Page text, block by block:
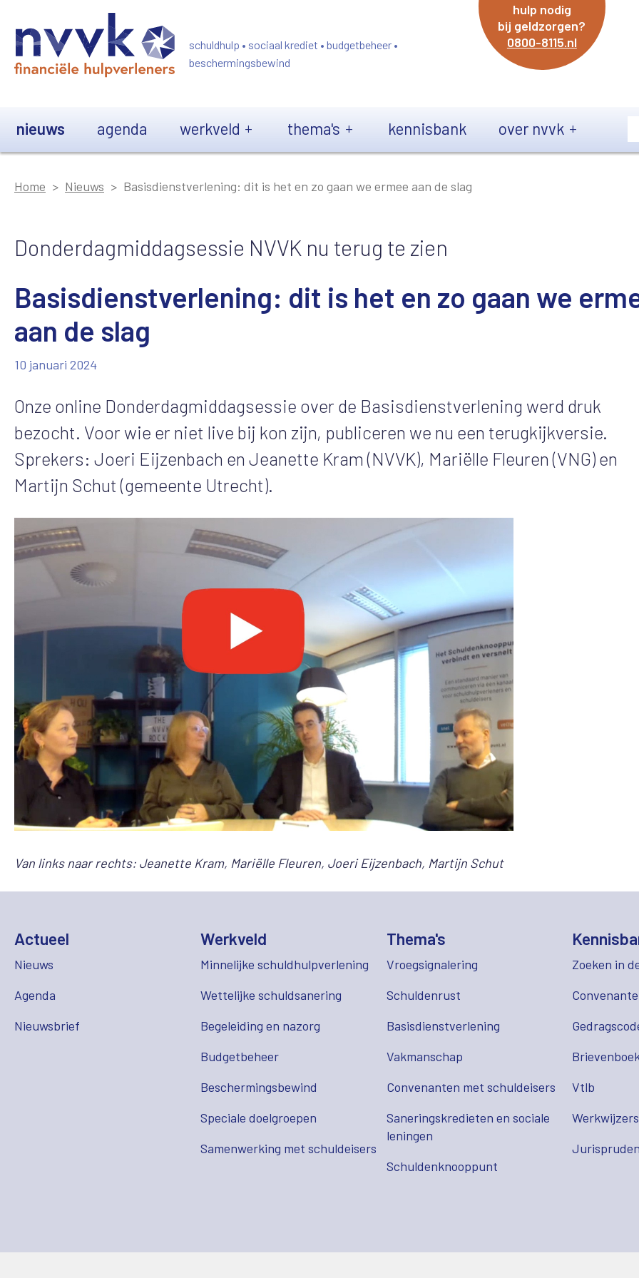
schuldhulp • sociaal krediet • budgetbeheer •
beschermingsbewind
hulp nodig
bij geldzorgen?
0800-8115.nl
nieuws agenda werkveld thema's kennisbank over nvvk
Home Nieuws Basisdienstverlening: dit is het en zo gaan we ermee aan de slag
Donderdagmiddagsessie NVVK nu terug te zien
Basisdienstverlening: dit is het en zo gaan we
aan de slag
10 januari 2024
Onze online Donderdagmiddagsessie over de Basisdienstverlening werd druk
bezocht. Voor wie er niet live bij kon zijn, publiceren we nu een terugkijkversie.
Sprekers: Joeri Eijzenbach en Jeanette Kram (NVVK), Mariëlle Fleuren (VNG) en
Martijn Schut (gemeente Utrecht).
Van links naar rechts: Jeanette Kram, Mariëlle Fleuren, Joeri Eijzenbach, Martijn Schut
Actueel
Nieuws
Agenda
Nieuwsbrief
Werkveld
Minnelijke schuldhulpverlening
Wettelijke schuldsanering
Begeleiding en nazorg
Budgetbeheer
Beschermingsbewind
Speciale doelgroepen
Samenwerking met schuldeisers
Thema's
Vroegsignalering
Schuldenrust
Basisdienstverlening
Vakmanschap
Convenanten met schuldeisers
Saneringskredieten en sociale
leningen
Schuldenknooppunt
Zoeken in
Vtlb
Werkwijzers